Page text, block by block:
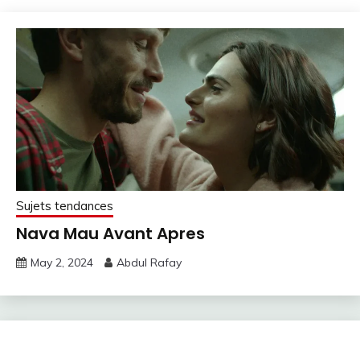
Sujets tendances
Nava Mau Avant Apres
May 2, 2024 Abdul Rafay